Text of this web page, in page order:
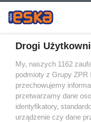
Drogi
My, naszych 1162
podmioty z Grupy
przechowujemy
przetwarzamy dane
identyfikatory,
urządzenie czy dane